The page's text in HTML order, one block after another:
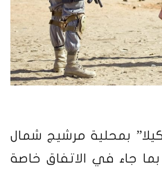
بمحلية مرشيج شمال
بما جاء في الاتفاق خاصة